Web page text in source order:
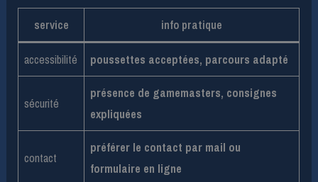
service info pratique
accessibilité poussettes acceptées, parcours adapté
sécurité
présence de gamemasters, consignes
expliquées
contact
préférer le contact par mail ou
formulaire en ligne